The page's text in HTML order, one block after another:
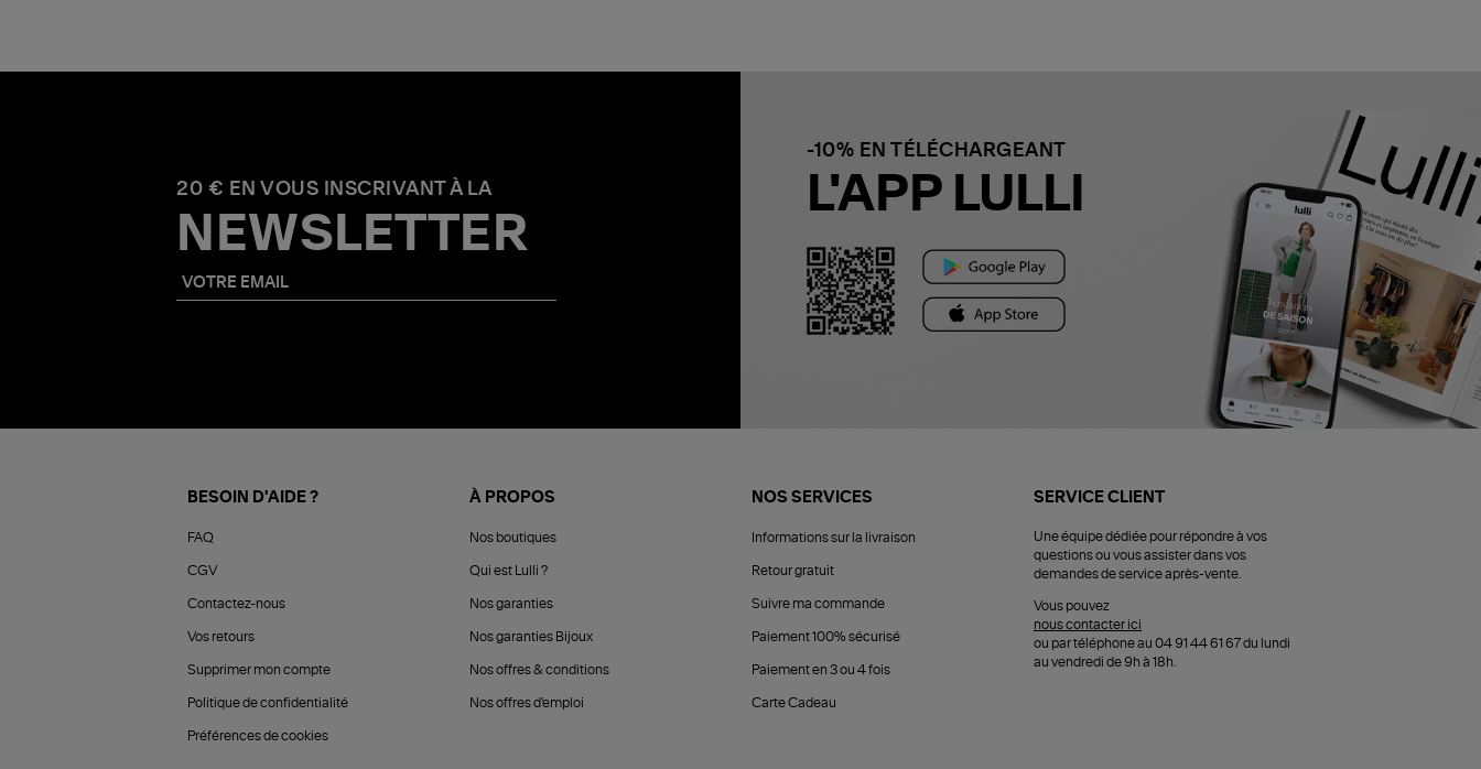
20 € EN VOUS INSCRIVANT À LA
NEWSLETTER
-10% EN TÉLÉCHARGEANT
L'APP LULLI
BESOIN D'AIDE ?
FAQ
CGV
Contactez-nous
Vos retours
Supprimer mon compte
Politique de confidentialité
Préférences de cookies
À PROPOS
Nos boutiques
Qui est Lulli ?
Nos garanties
Nos garanties Bijoux
Nos offres & conditions
Nos offres d'emploi
NOS SERVICES
Informations sur la livraison
Retour gratuit
Suivre ma commande
Paiement 100% sécurisé
Paiement en 3 ou 4 fois
Carte Cadeau
SERVICE CLIENT
Une équipe dédiée pour répondre à vos
questions ou vous assister dans vos
demandes de service après-vente.
Vous pouvez
nous contacter ici
ou par téléphone au 04 91 44 61 67 du lundi
au vendredi de 9h à 18h.